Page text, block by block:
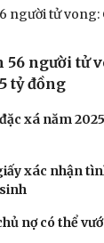
Giải trí
Thời trang
người tử
tỷ đồng
xá năm
xác nhận
nợ có thể